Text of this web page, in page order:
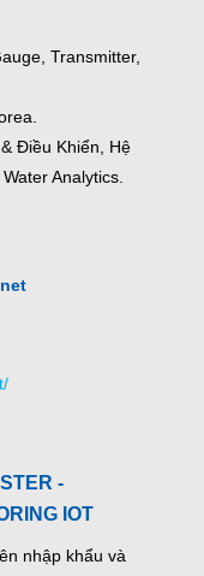
Transmitter,
Điều Khiển, Hệ
Analytics.
-
IOT
nhập khẩu và